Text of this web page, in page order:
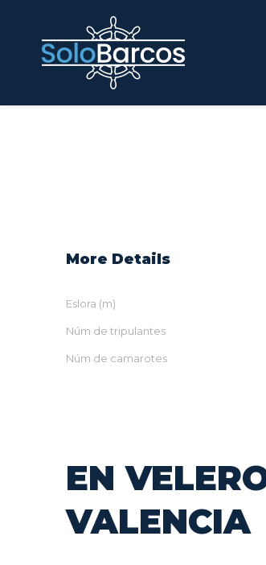
More Details
Eslora (m)
Núm de tripulantes
Núm de camarotes
EN
VALENCIA